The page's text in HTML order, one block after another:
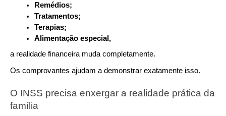
Remédios;
Tratamentos;
Terapias;
Alimentação especial,
a realidade financeira muda completamente.
Os comprovantes ajudam a demonstrar exatamente isso.
O INSS precisa enxergar a realidade prática da
família